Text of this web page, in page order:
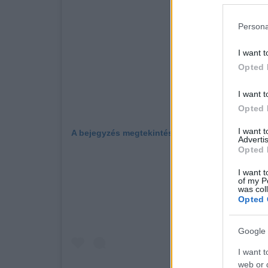
I want
Opted
I want
Opted
I want
Opted
I want
of my
was
Opted
Google
I want
web or
A bejegyzés megtekintése az Instagramon